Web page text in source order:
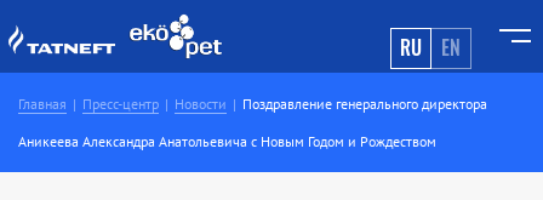
RU EN
Главная Пресс-центр Новости Поздравление генерального директора
Аникеева Александра Анатольевича с Новым Годом и Рождеством